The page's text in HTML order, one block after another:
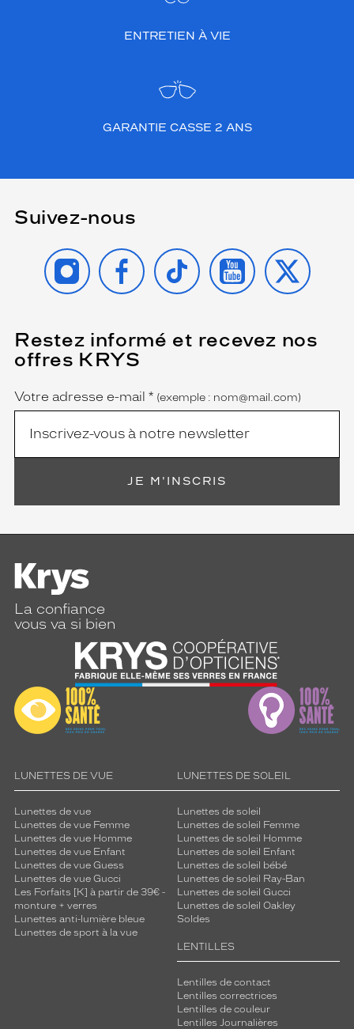
ENTRETIEN À VIE
GARANTIE CASSE 2 ANS
Suivez-nous
INSTAGRAMFACEBOOK
TIKTOK YOUTUBE
X
Restez informé et recevez nos
offres KRYS
Name
Votre adresse e-mail *
(Ce
champ
est
obligatoire)
(exemple : nom@mail.com)
JE M'INSCRIS
La confiance
vous va si bien
LUNETTES DE VUE
Lunettes de vue
Lunettes de vue Femme
Lunettes de vue Homme
Lunettes de vue Enfant
Lunettes de vue Guess
Lunettes de vue Gucci
Les Forfaits [K] à partir de 39€ -
monture + verres
Lunettes anti-lumière bleue
Lunettes de sport à la vue
LUNETTES DE SOLEIL
Lunettes de soleil
Lunettes de soleil Femme
Lunettes de soleil Homme
Lunettes de soleil Enfant
Lunettes de soleil bébé
Lunettes de soleil Ray-Ban
Lunettes de soleil Gucci
Lunettes de soleil Oakley
Soldes
LENTILLES
Lentilles de contact
Lentilles correctrices
Lentilles de couleur
Lentilles Journalières